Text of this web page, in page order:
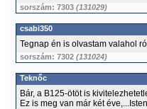
sorszám: 7303 (131029)
csabi350
Tegnap én is olvastam valahol
sorszám: 7302 (131024)
Teknőc
Bár, a B125-ötöt is
Ez is meg van már két